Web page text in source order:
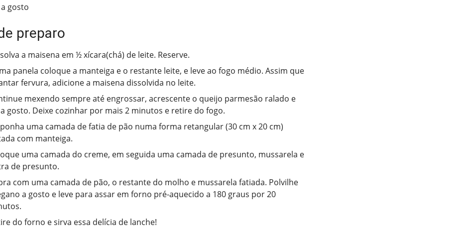
gosto
preparo
a maisena em ½ xícara(chá) de leite. Reserve.
panela coloque a manteiga e o restante leite, e leve ao fogo médio. Assim que
fervura, adicione a maisena dissolvida no leite.
mexendo sempre até engrossar, acrescente o queijo parmesão ralado e
gosto. Deixe cozinhar por mais 2 minutos e retire do fogo.
uma camada de fatia de pão numa forma retangular (30 cm x 20 cm)
com manteiga.
uma camada do creme, em seguida uma camada de presunto, mussarela e
de presunto.
com uma camada de pão, o restante do molho e mussarela fatiada. Polvilhe
a gosto e leve para assar em forno pré-aquecido a 180 graus por 20
do forno e sirva essa delícia de lanche!